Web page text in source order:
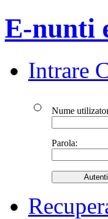
E-nunti
Intrare
Nume
Parola: